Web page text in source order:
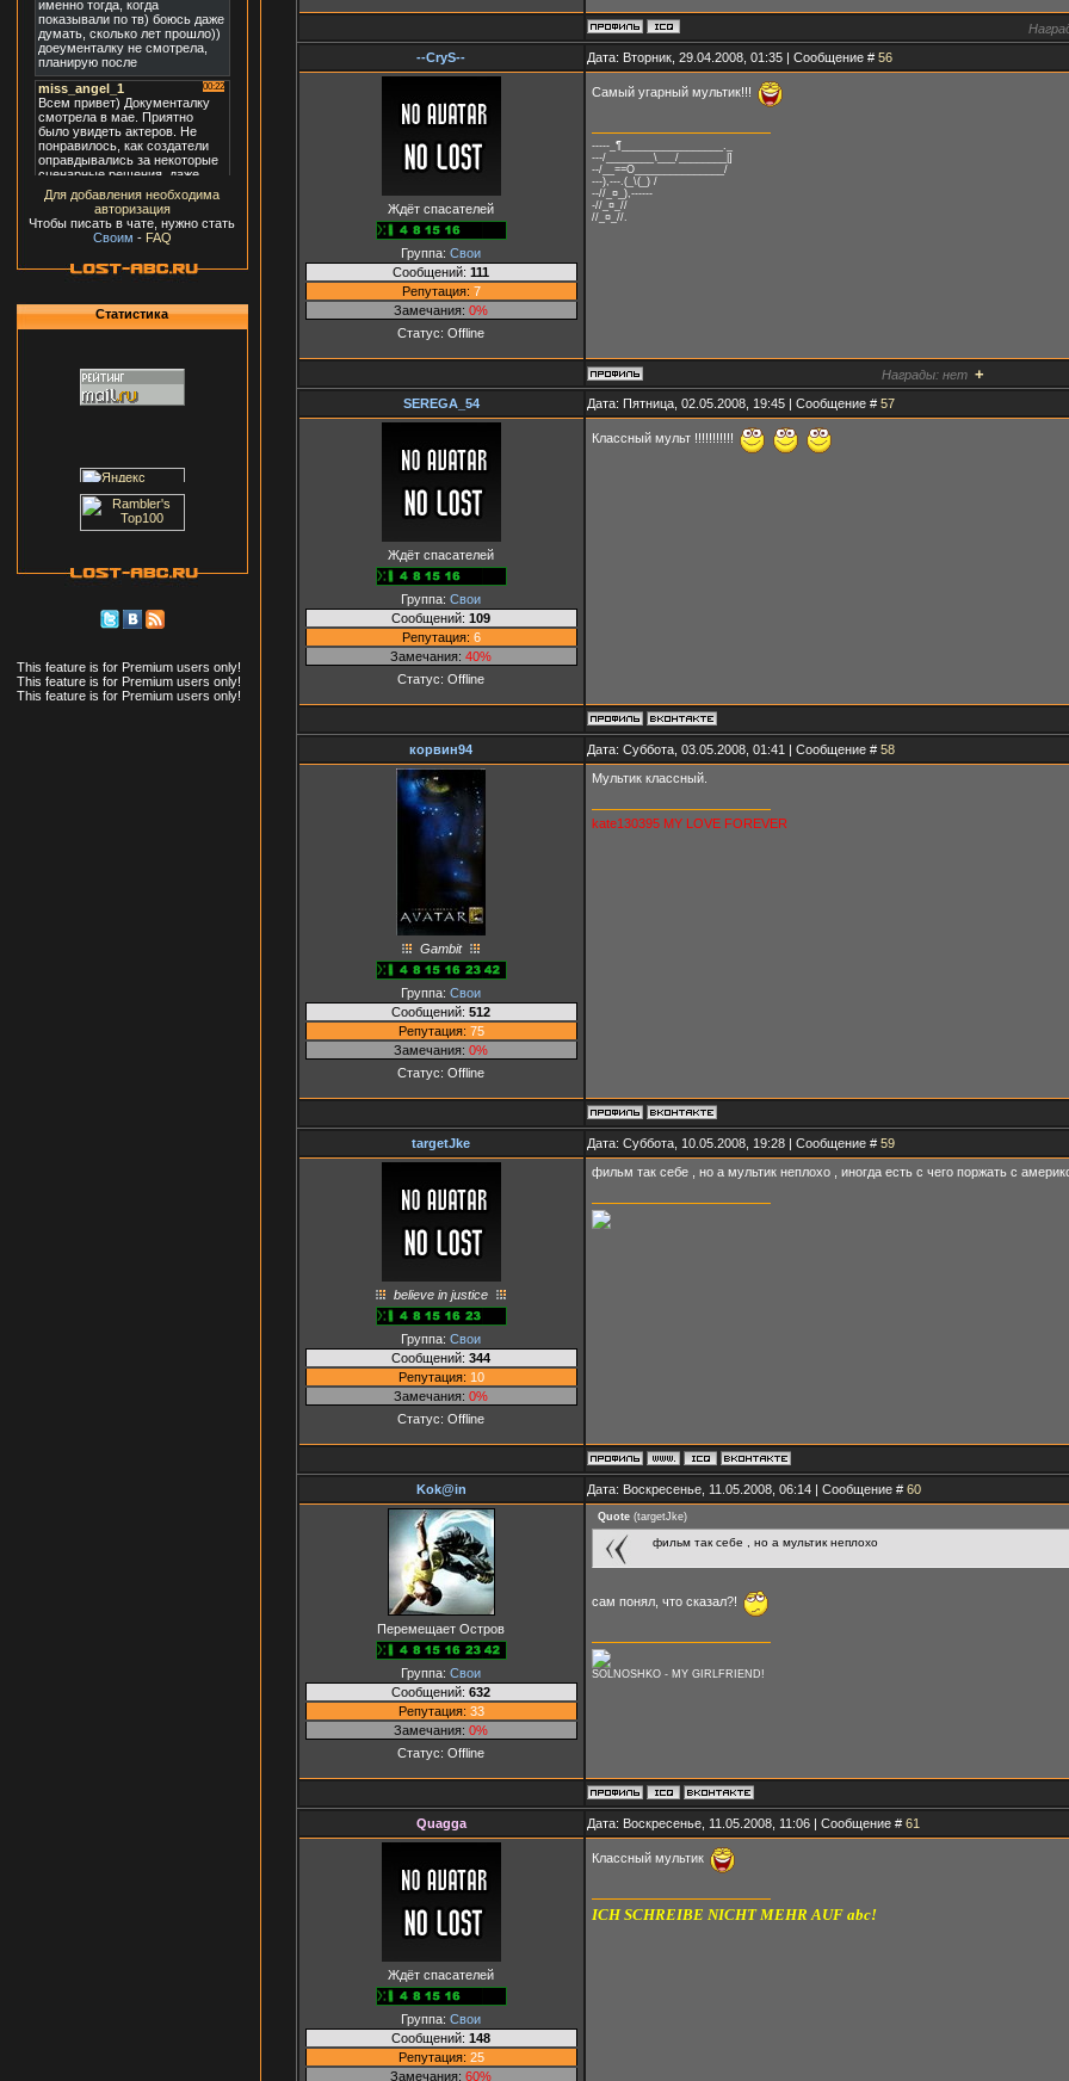
Для добавления необходима
авторизация
Чтобы писать в чате, нужно стать
Своим - FAQ
Статистика
This feature is for Premium users only!
This feature is for Premium users only!
This feature is for Premium users only!
--CryS-- Дата: Вторник, 29.04.2008, 01:35 | Сообщение # 56
Ждёт спасателей
Группа: Свои
Сообщений: 111
Репутация: 7
Замечания: 0%
Статус: Offline
Самый угарный мультик!!!
-----_¶_________________._
---/________\___/________|]
--/__==O_______________/
---),---.(_\(_) /
--//_¤_),------
-//_¤_//
//_¤_//.
Награды: нет +
SEREGA_54 Дата: Пятница, 02.05.2008, 19:45 | Сообщение # 57
Ждёт спасателей
Группа: Свои
Сообщений: 109
Репутация: 6
Замечания: 40%
Статус: Offline
Классный мульт !!!!!!!!!!!
корвин94 Дата: Суббота, 03.05.2008, 01:41 | Сообщение # 58
Gambit
Группа: Свои
Сообщений: 512
Репутация: 75
Замечания: 0%
Статус: Offline
Мультик классный.
kate130395 MY LOVE FOREVER
targetJke Дата: Суббота, 10.05.2008, 19:28 | Сообщение # 59
believe in justice
Группа: Свои
Сообщений: 344
Репутация: 10
Замечания: 0%
Статус: Offline
фильм так себе , но а мультик неплохо , иногда есть с чего поржать с
Kok@in Дата: Воскресенье, 11.05.2008, 06:14 | Сообщение # 60
Перемещает Остров
Группа: Свои
Сообщений: 632
Репутация: 33
Замечания: 0%
Статус: Offline
Quote(targetJke)
фильм так себе , но а мультик неплохо
сам понял, что сказал?!
SOLNOSHKO - MY GIRLFRIEND!
Quagga Дата: Воскресенье, 11.05.2008, 11:06 | Сообщение # 61
Ждёт спасателей
Группа: Свои
Сообщений: 148
Репутация: 25
Замечания: 60%
Классный мультик
ICH SCHREIBE NICHT MEHR AUF abc!